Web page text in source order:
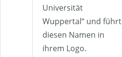
Universität
Wuppertal“ und führt
diesen Namen in
ihrem Logo.